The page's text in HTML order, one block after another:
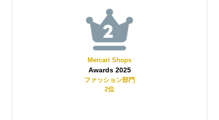
Mercari Shops
Awards 2025
ファッション部門
2位